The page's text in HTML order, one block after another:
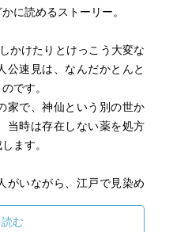
に読めるストーリー。
かけたりとけっこう大変な
公速見は、なんだかとんと
です。
家で、神仙という別の世か
当時は存在しない薬を処方
ます。
がいながら、江戸で見染め
ています。
む